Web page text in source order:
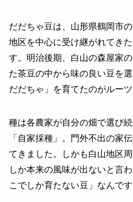
だだちゃ豆は、山形県鶴岡市の
地区を中心に受け継がれてき
す。明治後期、白山の森屋家
た茶豆の中から味の良い豆を
だだちゃ」を育てたのがルーツ
種は各農家が自分の畑で選び
「自家採種」。門外不出の家
てきました。しかも白山地区
しか本来の風味が出ないと言
こでしか育たない豆」なんです